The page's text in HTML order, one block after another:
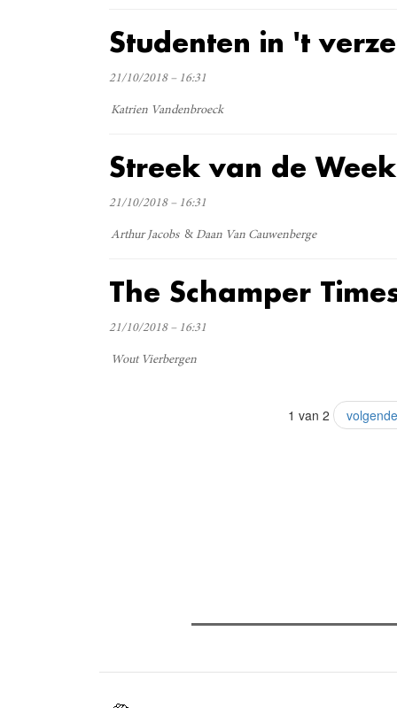
Studenten in 't
21/10/2018 – 16:31
Katrien Vandenbroeck
Streek van de Week
21/10/2018 – 16:31
Arthur Jacobs Daan Van Cauwenberge
The Schamper
21/10/2018 – 16:31
Wout Vierbergen
1 van 2